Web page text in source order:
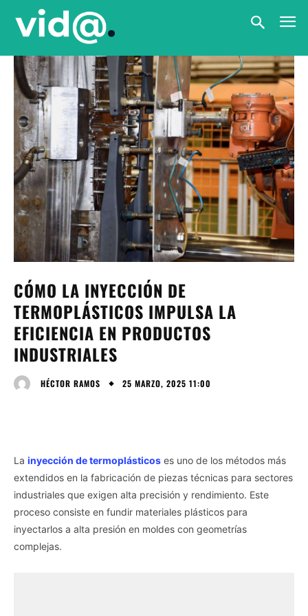
CÓMO LA INYECCIÓN DE
TERMOPLÁSTICOS IMPULSA LA
EFICIENCIA EN PRODUCTOS
INDUSTRIALES
HÉCTOR RAMOS 25 MARZO, 2025 11:00
La inyección de termoplásticos es uno de los métodos más
extendidos en la fabricación de piezas técnicas para sectores
industriales que exigen alta precisión y rendimiento. Este
proceso consiste en fundir materiales plásticos para
inyectarlos a alta presión en moldes con geometrías
complejas.